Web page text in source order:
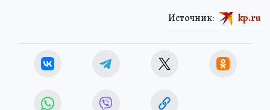
Источник: kp.ru